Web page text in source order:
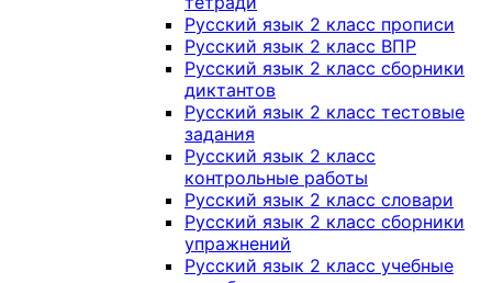
Русский язык 2 класс прописи
Русский язык 2 класс ВПР
Русский язык 2 класс сборники
диктантов
Русский язык 2 класс тестовые
задания
Русский язык 2 класс
контрольные работы
Русский язык 2 класс словари
Русский язык 2 класс сборники
упражнений
Русский язык 2 класс учебные